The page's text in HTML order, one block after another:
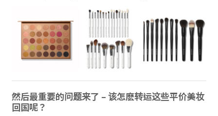
然后最重要的问题来了 – 该怎麽转运这些平价美妆
回国呢？